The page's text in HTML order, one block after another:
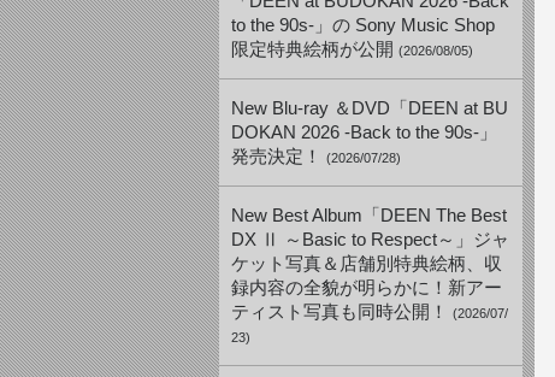
to the 90s-」の Sony Music Shop
限定特典絵柄が公開 (2026/08/05)
New Blu-ray ＆DVD「DEEN at BU
DOKAN 2026 -Back to the 90s-」
発売決定！
(2026/07/28)
New Best Album「DEEN The Best
DX Ⅱ ～Basic to Respect～」ジャ
ケット写真＆店舗別特典絵柄、収
録内容の全貌が明らかに！新アー
ティスト写真も同時公開！
(2026/07/
23)